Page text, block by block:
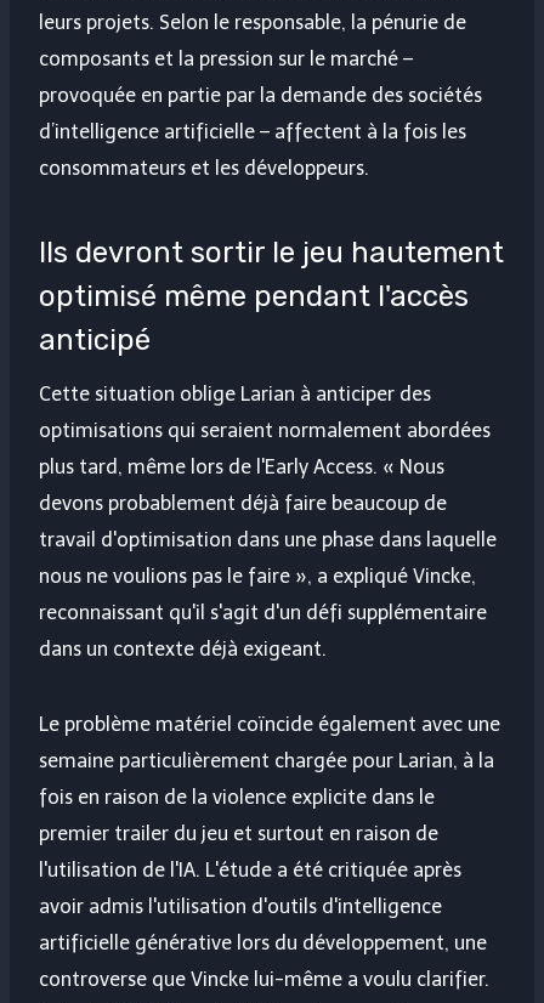
leurs projets. Selon le responsable, la pénurie de
composants et la pression sur le marché –
provoquée en partie par la demande des sociétés
d’intelligence artificielle – affectent à la fois les
consommateurs et les développeurs.
Ils devront sortir le jeu hautement
optimisé même pendant l'accès
anticipé
Cette situation oblige Larian à anticiper des
optimisations qui seraient normalement abordées
plus tard, même lors de l'Early Access. « Nous
devons probablement déjà faire beaucoup de
travail d'optimisation dans une phase dans laquelle
nous ne voulions pas le faire », a expliqué Vincke,
reconnaissant qu'il s'agit d'un défi supplémentaire
dans un contexte déjà exigeant.
Le problème matériel coïncide également avec une
semaine particulièrement chargée pour Larian, à la
fois en raison de la violence explicite dans le
premier trailer du jeu et surtout en raison de
l'utilisation de l'IA. L'étude a été critiquée après
avoir admis l'utilisation d'outils d'intelligence
artificielle générative lors du développement, une
controverse que Vincke lui-même a voulu clarifier.